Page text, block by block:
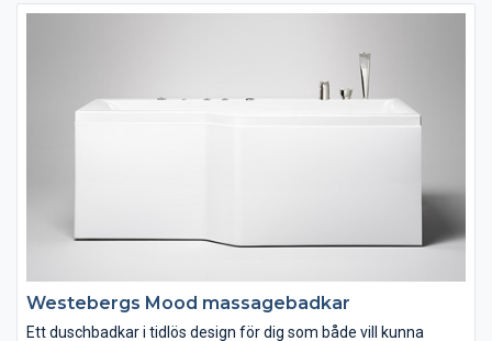
din familj och vänner för småprat och umgänge.
Westebergs Mood massagebadkar
Ett duschbadkar i tidlös design för dig som både vill kunna